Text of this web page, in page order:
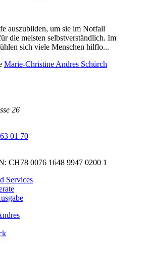
auszu­bilden, um sie im Not­fall
die meis­ten selb­stver­ständlich. Im
sich viele Men­schen hil­f­lo...
Marie-Christine Andres Schürch
26
01 70
CH78 0076 1648 9947 0200 1
Services